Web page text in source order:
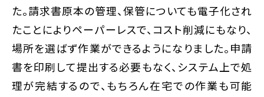
た。請求書原本の管理、保管についても電子化され
たことによりペーパーレスで、コスト削減にもなり、
場所を選ばず作業ができるようになりました。申請
書を印刷して提出する必要もなく、システム上で処
理が完結するので、もちろん在宅での作業も可能